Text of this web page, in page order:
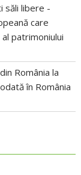
săli libere -
care
patrimoniului
România la
în România